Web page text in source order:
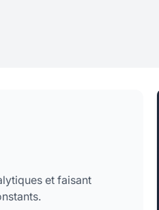
et faisant